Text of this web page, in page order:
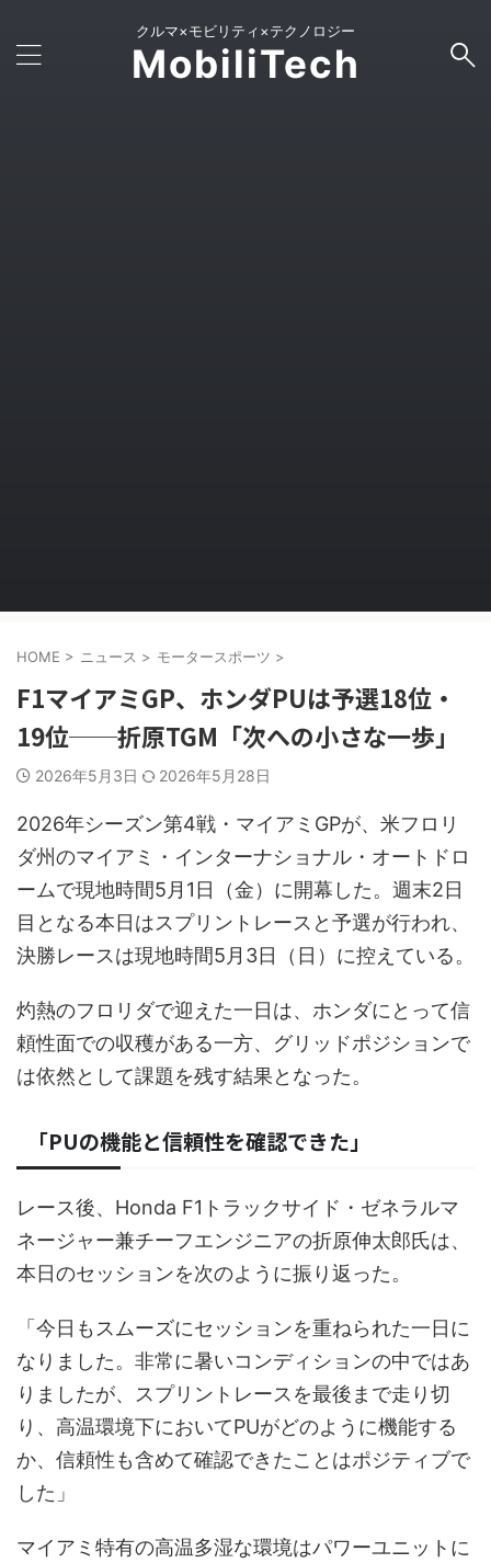
クルマ×モビリティ×テクノロジー
MobiliTech
HOME > ニュース > モータースポーツ >
F1マイアミGP、ホンダPUは予選18位・
19位──折原TGM「次への小さな一歩」
2026年5月3日 2026年5月28日
2026年シーズン第4戦・マイアミGPが、米フロリ
ダ州のマイアミ・インターナショナル・オートドロ
ームで現地時間5月1日（金）に開幕した。週末2日
目となる本日はスプリントレースと予選が行われ、
決勝レースは現地時間5月3日（日）に控えている。
灼熱のフロリダで迎えた一日は、ホンダにとって信
頼性面での収穫がある一方、グリッドポジションで
は依然として課題を残す結果となった。
「PUの機能と信頼性を確認できた」
レース後、Honda F1トラックサイド・ゼネラルマ
ネージャー兼チーフエンジニアの折原伸太郎氏は、
本日のセッションを次のように振り返った。
「今日もスムーズにセッションを重ねられた一日に
なりました。非常に暑いコンディションの中ではあ
りましたが、スプリントレースを最後まで走り切
り、高温環境下においてPUがどのように機能する
か、信頼性も含めて確認できたことはポジティブで
した」
マイアミ特有の高温多湿な環境はパワーユニットに